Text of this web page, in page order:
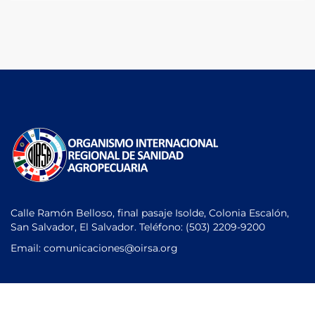
Calle Ramón Belloso, final pasaje Isolde, Colonia Escalón,
San Salvador, El Salvador. Teléfono: (503) 2209-9200
Email: comunicaciones@oirsa.org